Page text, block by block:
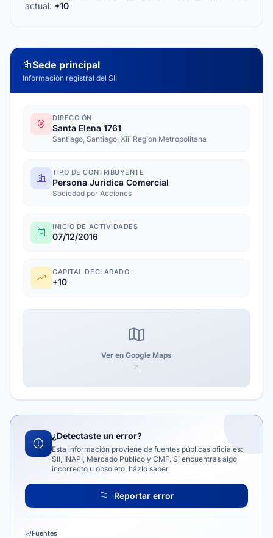
actual: +10
Sede principal
Información registral del SII
DIRECCIÓN
Santa Elena 1761
Santiago, Santiago, Xiii Region Metropolitana
TIPO DE CONTRIBUYENTE
Persona Juridica Comercial
Sociedad por Acciones
INICIO DE ACTIVIDADES
07/12/2016
CAPITAL DECLARADO
+10
Ver en Google Maps
¿Detectaste un error?
Esta información proviene de fuentes públicas oficiales:
SII, INAPI, Mercado Público y CMF. Si encuentras algo
incorrecto u obsoleto, házlo saber.
Reportar error
Fuentes